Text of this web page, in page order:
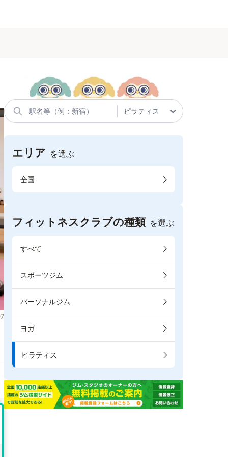
エリア を選ぶ
全国
フィットネスクラブの種類 を選ぶ
すべて
スポーツジム
パーソナルジム
ヨガ
ピラティス